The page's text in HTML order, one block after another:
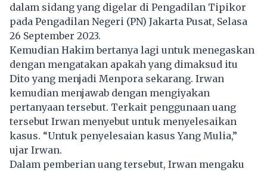
dalam sidang yang digelar di Pengadilan Tipikor
pada Pengadilan Negeri (PN) Jakarta Pusat, Selasa
26 September 2023.
Kemudian Hakim bertanya lagi untuk menegaskan
dengan mengatakan apakah yang dimaksud itu
Dito yang menjadi Menpora sekarang. Irwan
kemudian menjawab dengan mengiyakan
pertanyaan tersebut. Terkait penggunaan uang
tersebut Irwan menyebut untuk menyelesaikan
kasus. “Untuk penyelesaian kasus Yang Mulia,”
ujar Irwan.
Dalam pemberian uang tersebut, Irwan mengaku